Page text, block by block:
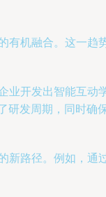
有机融合。这一趋
业开发出智能互动
研发周期，同时确
新路径。例如，通